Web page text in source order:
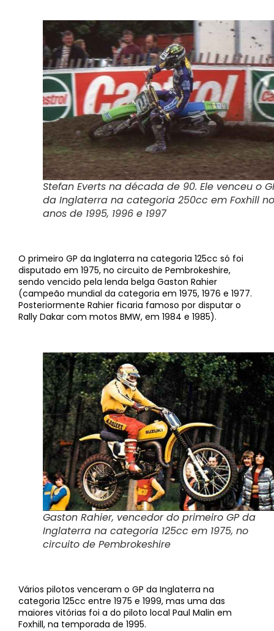
Stefan Everts na década de 90. Ele venceu o
da Inglaterra na categoria 250cc em Foxhill
anos de 1995, 1996 e 1997
O primeiro GP da Inglaterra na categoria 125cc só foi
disputado em 1975, no circuito de Pembrokeshire,
sendo vencido pela lenda belga Gaston Rahier
(campeão mundial da categoria em 1975, 1976 e 1977.
Posteriormente Rahier ficaria famoso por disputar o
Rally Dakar com motos BMW, em 1984 e 1985).
Gaston Rahier, vencedor do primeiro GP da
Inglaterra na categoria 125cc em 1975, no
circuito de Pembrokeshire
Vários pilotos venceram o GP da Inglaterra na
categoria 125cc entre 1975 e 1999, mas uma das
maiores vitórias foi a do piloto local Paul Malin em
Foxhill, na temporada de 1995.